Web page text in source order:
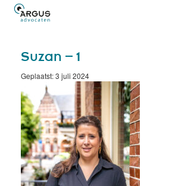
Suzan – 1
Geplaatst: 3 juli 2024